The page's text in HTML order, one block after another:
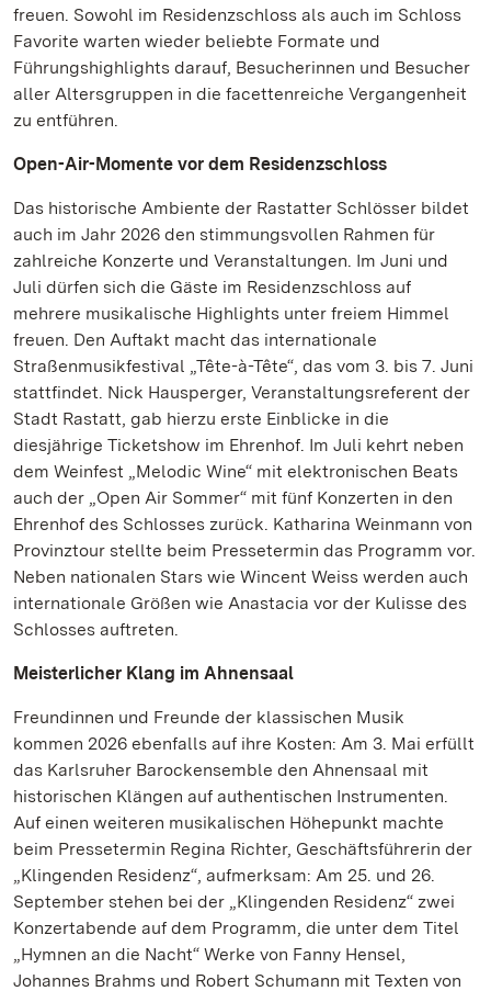
freuen. Sowohl im Residenzschloss als auch im Schloss
Favorite warten wieder beliebte Formate und
Führungshighlights darauf, Besucherinnen und Besucher
aller Altersgruppen in die facettenreiche Vergangenheit
zu entführen.
Open-Air-Momente vor dem Residenzschloss
Das historische Ambiente der Rastatter Schlösser bildet
auch im Jahr 2026 den stimmungsvollen Rahmen für
zahlreiche Konzerte und Veranstaltungen. Im Juni und
Juli dürfen sich die Gäste im Residenzschloss auf
mehrere musikalische Highlights unter freiem Himmel
freuen. Den Auftakt macht das internationale
Straßenmusikfestival „Tête-à-Tête“, das vom 3. bis 7. Juni
stattfindet. Nick Hausperger, Veranstaltungsreferent der
Stadt Rastatt, gab hierzu erste Einblicke in die
diesjährige Ticketshow im Ehrenhof. Im Juli kehrt neben
dem Weinfest „Melodic Wine“ mit elektronischen Beats
auch der „Open Air Sommer“ mit fünf Konzerten in den
Ehrenhof des Schlosses zurück. Katharina Weinmann von
Provinztour stellte beim Pressetermin das Programm vor.
Neben nationalen Stars wie Wincent Weiss werden auch
internationale Größen wie Anastacia vor der Kulisse des
Schlosses auftreten.
Meisterlicher Klang im Ahnensaal
Freundinnen und Freunde der klassischen Musik
kommen 2026 ebenfalls auf ihre Kosten: Am 3. Mai erfüllt
das Karlsruher Barockensemble den Ahnensaal mit
historischen Klängen auf authentischen Instrumenten.
Auf einen weiteren musikalischen Höhepunkt machte
beim Pressetermin Regina Richter, Geschäftsführerin der
„Klingenden Residenz“, aufmerksam: Am 25. und 26.
September stehen bei der „Klingenden Residenz“ zwei
Konzertabende auf dem Programm, die unter dem Titel
„Hymnen an die Nacht“ Werke von Fanny Hensel,
Johannes Brahms und Robert Schumann mit Texten von